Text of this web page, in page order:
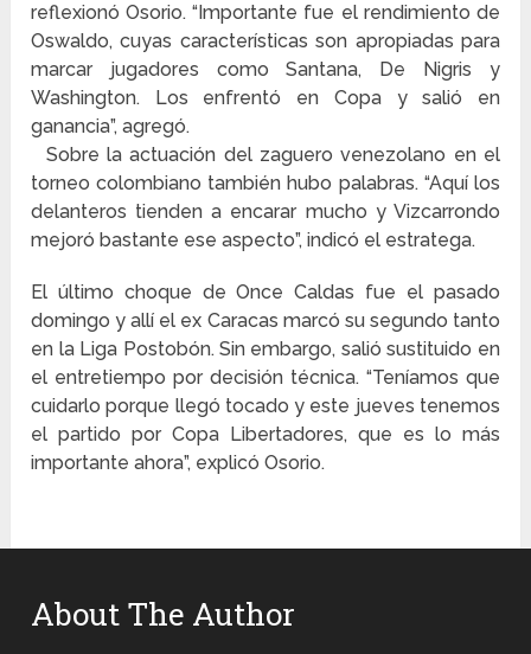
reflexionó Osorio. “Importante fue el rendimiento de
Oswaldo, cuyas características son apropiadas para
marcar jugadores como Santana, De Nigris y
Washington. Los enfrentó en Copa y salió en
ganancia”, agregó.
Sobre la actuación del zaguero venezolano en el
torneo colombiano también hubo palabras. “Aquí los
delanteros tienden a encarar mucho y Vizcarrondo
mejoró bastante ese aspecto”, indicó el estratega.
El último choque de Once Caldas fue el pasado
domingo y allí el ex Caracas marcó su segundo tanto
en la Liga Postobón. Sin embargo, salió sustituido en
el entretiempo por decisión técnica. “Teníamos que
cuidarlo porque llegó tocado y este jueves tenemos
el partido por Copa Libertadores, que es lo más
importante ahora”, explicó Osorio.
About The Author